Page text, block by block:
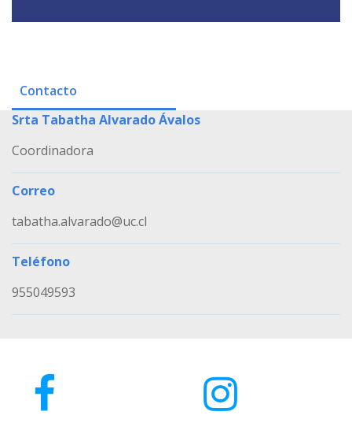
Contacto
Srta Tabatha Alvarado Ávalos
Coordinadora
Correo
tabatha.alvarado@uc.cl
Teléfono
955049593